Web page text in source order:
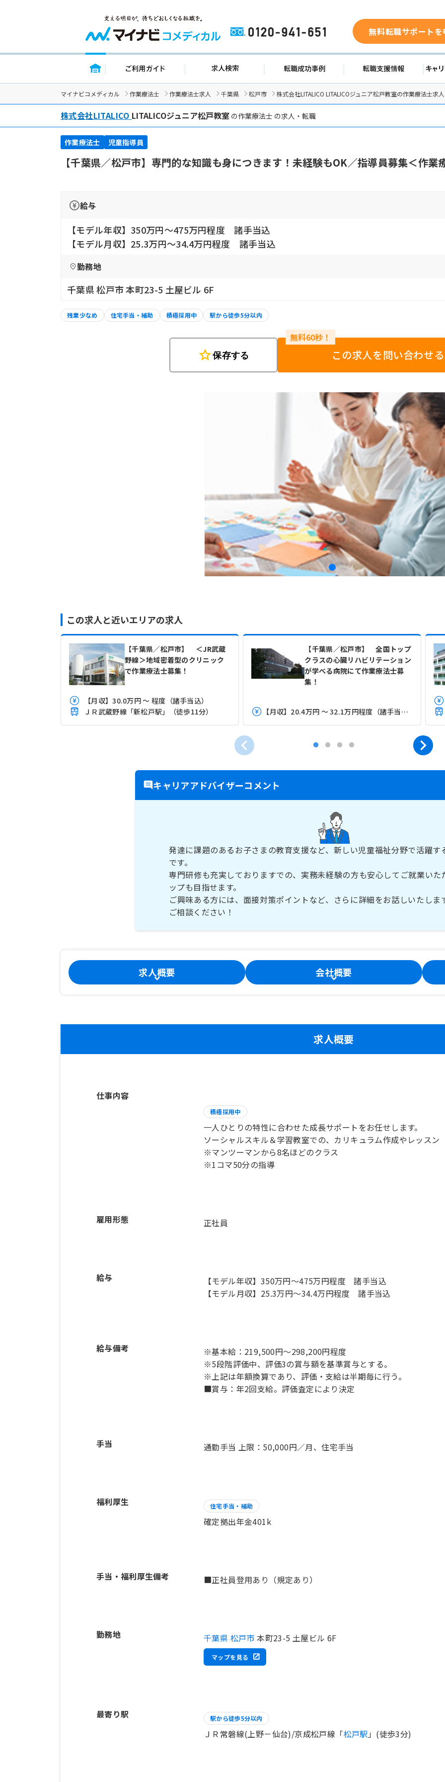
0120-941-651 無料転職サポート
トップページ ご利用ガイド 求人検索 転職成功事例 転職支援
マイナビコメディカル 作業療法士 作業療法士求人 千葉県 松戸市 株式会社LITALICO LITALICOジュニア松戸教室の作業療法士求人
株式会社LITALICO LITALICOジュニア松戸教室 の作業療法士 の求人・転職
作業療法士 児童指導員
【千葉県／松戸市】専門的な知識も身につきます！未経験もOK／指導員募集＜作業
給与
【モデル年収】350万円〜475万円程度 諸手当込
【モデル月収】25.3万円〜34.4万円程度 諸手当込
勤務地
千葉県 松戸市 本町23-5 土屋ビル 6F
残業少なめ 住宅手当・補助 積極採用中 駅から徒歩5分以内
star保存する この求人を問い合わせる
この求人と近いエリアの求人
【千葉県／松戸市】 ＜JR武蔵
野線＞地域密着型のクリニック
で作業療法士募集！
【月収】30.0万円 ～ 程度（諸手当込）
ＪＲ武蔵野線「新松戸駅」（徒歩11分）
【千葉県／松戸市】 全国トップ
クラスの心臓リハビリテーション
が学べる病院にて作業療法士募
集！
【月収】20.4万円 ～ 32.1万円程度（諸手当込）※経験年数考慮
キャリアアドバイザーコメント
発達に課題のあるお子さまの教育支援など、新しい児童福祉分野で活躍す
です。
専門研修も充実しておりますでの、実務未経験の方も安心してご就業いた
ップも目指せます。
ご興味ある方には、面接対策ポイントなど、さらに詳細をお話しいたしま
ご相談ください！
求人概要 会社概要
求人概要
仕事内容
積極採用中
一人ひとりの特性に合わせた成長サポートをお任せします。
ソーシャルスキル＆学習教室での、カリキュラム作成やレッス
※マンツーマンから8名ほどのクラス
※1コマ50分の指導
雇用形態 正社員
給与
【モデル年収】350万円〜475万円程度 諸手当込
【モデル月収】25.3万円〜34.4万円程度 諸手当込
給与備考
※基本給：219,500円～298,200円程度
※5段階評価中、評価3の賞与額を基準賞与とする。
※上記は年額換算であり、評価・支給は半期毎に行う。
■賞与：年2回支給。評価査定により決定
手当 通勤手当 上限：50,000円／月、住宅手当
福利厚生 住宅手当・補助
確定拠出年金401k
手当・福利厚生備考 ■正社員登用あり（規定あり）
勤務地 千葉県 松戸市 本町23-5 土屋ビル 6F
マップを見る
最寄り駅 駅から徒歩5分以内
ＪＲ常磐線(上野－仙台)/京成松戸線「松戸駅 」(徒歩3分)